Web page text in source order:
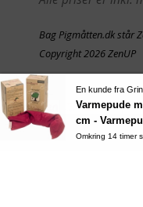
Bag Pigmåtten.dk står
Copyright 2026 ZenUP
En kunde fra
Varmepude
cm -
Omkring 14 timer